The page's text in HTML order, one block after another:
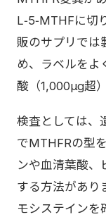
L‑5‑MTHFに切
販のサプリでは
め、ラベルをよ
酸（1,000μg超
検査としては、
でMTHFRの型
ンや血清葉酸、
する方法があり
モシステインを